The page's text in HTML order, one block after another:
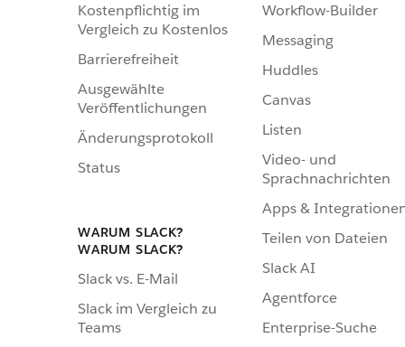
Kostenpflichtig im
Vergleich zu Kostenlos
Barrierefreiheit
Ausgewählte
Veröffentlichungen
Änderungsprotokoll
Status
WARUM SLACK?
WARUM SLACK?
Slack vs. E-Mail
Slack im Vergleich zu
Teams
Workflow-Builder
Messaging
Huddles
Canvas
Listen
Video- und
Sprachnachrichten
Apps &
Teilen von Dateien
Slack AI
Agentforce
Enterprise-Suche